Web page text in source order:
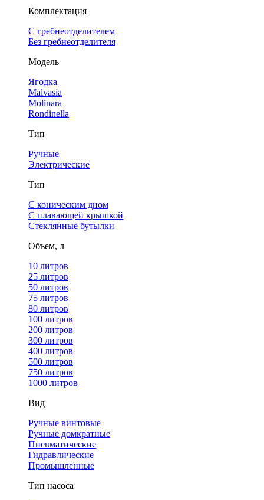
Комплектация
С гребнеотделителем
Без гребнеотделителя
Модель
Ягодка
Malvasia
Molinara
Rondinella
Тип
Ручные
Электрические
Тип
С коническим дном
С плавающей крышкой
Стеклянные бутылки
Объем, л
10 литров
25 литров
50 литров
75 литров
80 литров
100 литров
200 литров
300 литров
400 литров
500 литров
750 литров
1000 литров
Вид
Ручные винтовые
Ручные домкратные
Пневматические
Гидравлические
Промышленные
Тип насоса